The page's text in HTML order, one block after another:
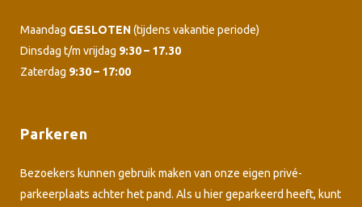
Maandag GESLOTEN(tijdens vakantie periode)
Dinsdag t/m vrijdag 9:30 – 17.30
Zaterdag 9:30 – 17:00
Parkeren
Bezoekers kunnen gebruik maken van onze eigen privé-
parkeerplaats achter het pand. Als u hier geparkeerd heeft, kunt